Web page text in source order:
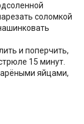
соломкой
и поперчить,
15 минут.
яйцами,